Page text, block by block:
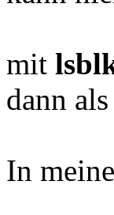
mit
dann als
In